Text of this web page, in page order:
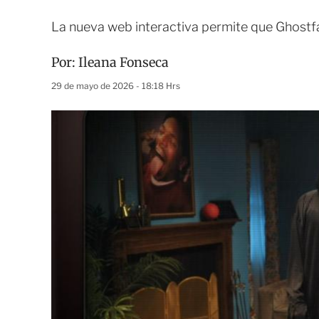
La nueva web interactiva permite que
Por: Ileana Fonseca
29 de mayo de 2026 - 18:18 Hrs